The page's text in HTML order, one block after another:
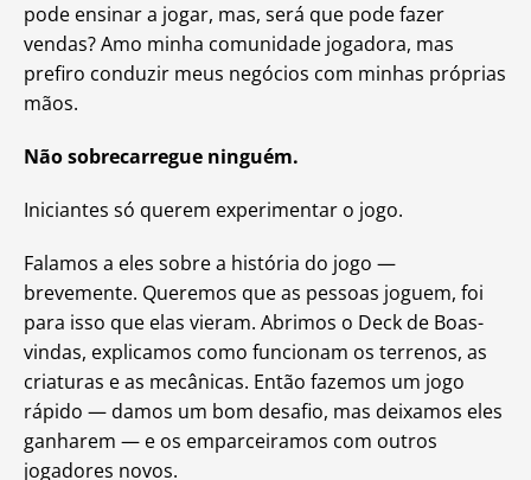
pode ensinar a jogar, mas, será que pode fazer
vendas? Amo minha comunidade jogadora, mas
prefiro conduzir meus negócios com minhas próprias
mãos.
Não sobrecarregue ninguém.
Iniciantes só querem experimentar o jogo.
Falamos a eles sobre a história do jogo —
brevemente. Queremos que as pessoas joguem, foi
para isso que elas vieram. Abrimos o Deck de Boas-
vindas, explicamos como funcionam os terrenos, as
criaturas e as mecânicas. Então fazemos um jogo
rápido — damos um bom desafio, mas deixamos eles
ganharem — e os emparceiramos com outros
jogadores novos.